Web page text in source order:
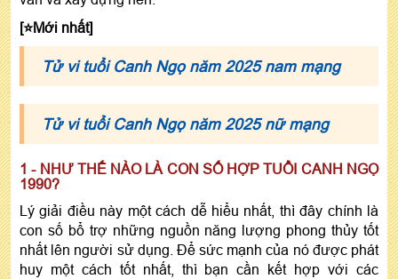
[⭐️Mới nhất]
Tử vi tuổi Canh Ngọ năm 2025 nam mạng
Tử vi tuổi Canh Ngọ năm 2025 nữ mạng
1 - NHƯ THẾ NÀO LÀ CON SỐ HỢP TUỔI CANH NGỌ
1990?
Lý giải điều này một cách dễ hiểu nhất, thì đây chính là
con số bổ trợ những nguồn năng lượng phong thủy tốt
nhất lên người sử dụng. Để sức mạnh của nó được phát
huy một cách tốt nhất, thì bạn cần kết hợp với các